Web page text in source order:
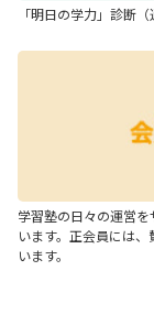
「明日の学力」診断
学習塾の日々の運営
います。正会員には
います。